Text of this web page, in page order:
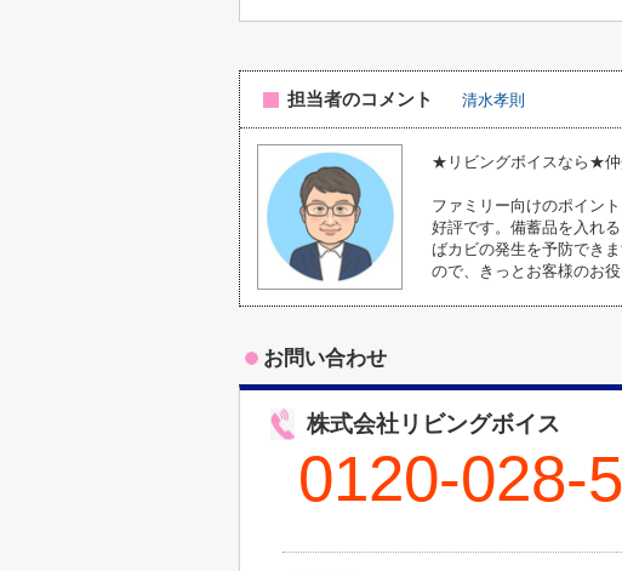
担当者のコメント 清水孝則
★リビングボイスなら★
ファミリー向けのポイン
好評です。備蓄品を入れ
ばカビの発生を予防でき
ので、きっとお客様のお
お問い合わせ
株式会社リビングボイス
0120-028-